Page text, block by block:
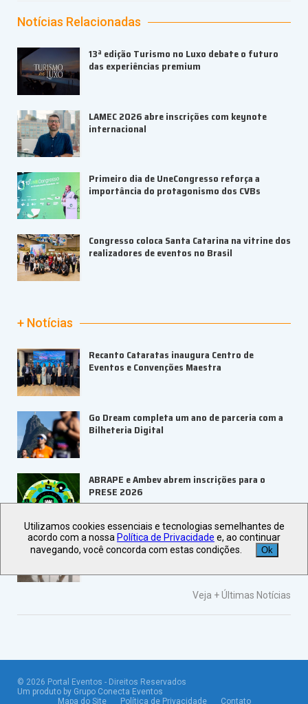
Notícias Relacionadas
13ª edição Turismo no Luxo debate o futuro
das experiências premium
LAMEC 2026 abre inscrições com keynote
internacional
Primeiro dia de UneCongresso reforça a
importância do protagonismo dos CVBs
Congresso coloca Santa Catarina na vitrine dos
realizadores de eventos no Brasil
+ Notícias
Recanto Cataratas inaugura Centro de
Eventos e Convenções Maestra
Go Dream completa um ano de parceria com a
Bilheteria Digital
ABRAPE e Ambev abrem inscrições para o
PRESE 2026
ALAGEV aponta tendências para viagens
corporativas em 2027
Veja +Últimas Notícias
© 2026 Portal Eventos - Direitos Reservados
Um produto by Grupo Conecta Eventos
Mapa do Site
Política de Privacidade Contato
Utilizamos cookies essenciais e tecnologias semelhantes de
acordo com a nossa Política de Privacidade e, ao continuar
navegando, você concorda com estas condições.
Ok